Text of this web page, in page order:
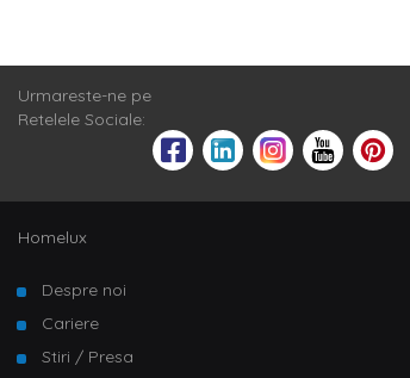
Urmareste-ne pe
Retelele Sociale:
Homelux
Despre noi
Cariere
Stiri / Presa